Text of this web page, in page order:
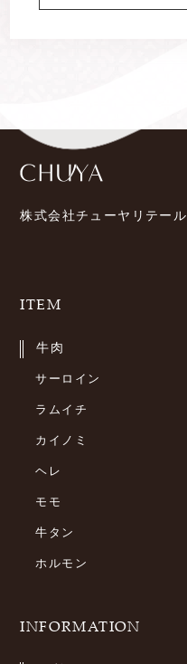
株式会社チューヤリテール
ITEM
牛肉
サーロイン
ラムイチ
カイノミ
ヘレ
モモ
牛タン
ホルモン
INFORMATION